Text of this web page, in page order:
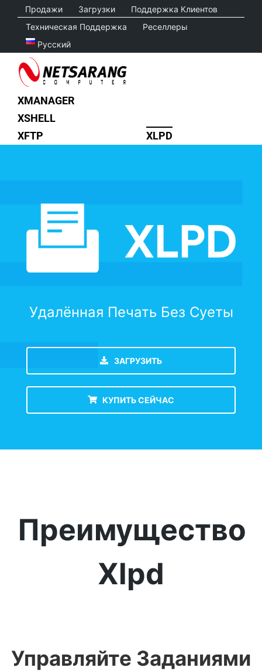
content
Продажи Загрузки
Поддержка Клиентов
Техническая Поддержка
Реселлеры
Русский
XMANAGER
XSHELL
XFTP
XLPD
Удалённая Печать Без Суеты
ЗАГРУЗИТЬ
КУПИТЬ СЕЙЧАС
Преимущество
Xlpd
Управляйте Заданиями